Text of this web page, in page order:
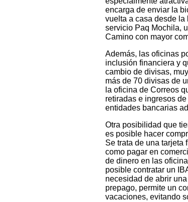
encarga de enviar la
vuelta a casa desde
servicio Paq Mochila,
Camino con mayor
Además, las oficinas
inclusión financiera y
cambio de divisas,
más de 70 divisas de
la oficina de Correos
retiradas e ingresos
entidades bancarias
Otra posibilidad que
es posible hacer
Se trata de una tarjeta
como pagar en
de dinero en las
posible contratar un
necesidad de abrir
prepago, permite un
vacaciones, evitando